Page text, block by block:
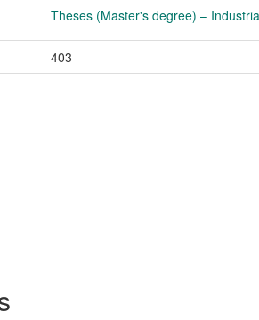
Theses (Master's degree) –
403